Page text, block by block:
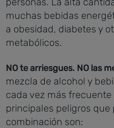
muchas bebidas
a obesidad, diabetes y
metabólicos.
NO te arriesgues. NO las
mezcla de alcohol y
cada vez más
principales peligros que
combinación son: